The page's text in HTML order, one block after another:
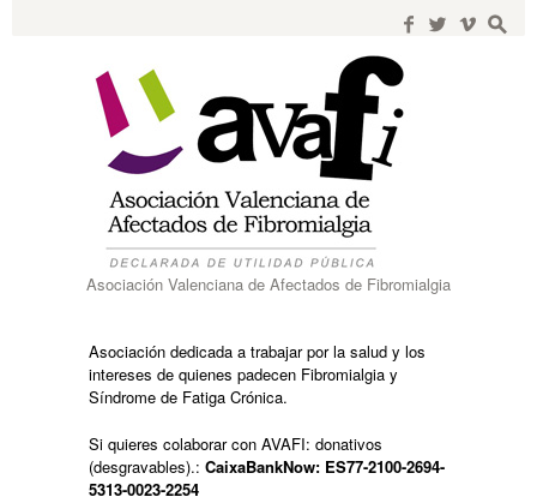
f w i s
Asociación Valenciana de Afectados de Fibromialgia
Asociación dedicada a trabajar por la salud y los
intereses de quienes padecen Fibromialgia y
Síndrome de Fatiga Crónica.
Si quieres colaborar con AVAFI: donativos
(desgravables).:CaixaBankNow: ES77-2100-2694-
5313-0023-2254